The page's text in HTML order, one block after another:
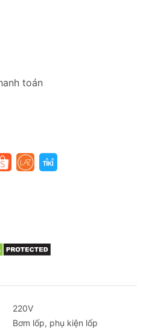
toán
220V
Bơm lốp, phụ kiện lốp